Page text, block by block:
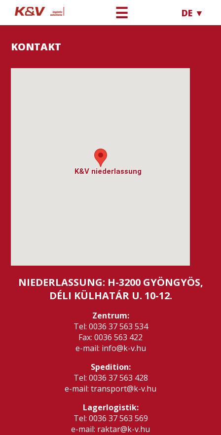
☰ DE ▼
KONTAKT
K&V niederlassung
K&V niederlassung
NIEDERLASSUNG: H-3200 GYÖNGYÖS,
DÉLI KÜLHATÁR U. 10-12.
Zentrum:
Tel: 0036 37 563 534
Fax: 0036 563 422
e-mail: info@k-v.hu
Spedition:
Tel: 0036 37 563 428
e-mail: transport@k-v.hu
Lagerlogistik:
Tel: 0036 37 563 569
e-mail: raktar@k-v.hu